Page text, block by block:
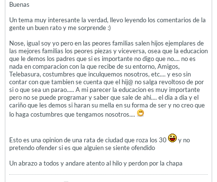
Buenas
Un tema muy interesante la verdad, llevo leyendo los comentarios de la
gente un buen rato y me sorprende :)
Nose, igual soy yo pero en las peores familias salen hijos ejemplares de
las mejores familias los peores piezas y viceversa, osea que la educacion
que le demos los padres que si es importante no digo que no.... no es
nada en comparacion con la que recibe de su entorno, Amigos,
Telebasura, costumbres que inculquemos nosotros, etc.... y eso sin
contar con que tambien se cuenta que el hij@ no salga revoltoso de por
si o que sea un parao..... A mi parecer la educacion es muy importante
pero no se puede programar y saber que sale de ahi.... el dia a dia y el
cariño que les demos si haran su mella en su forma de ser y no creo que
lo haga costumbres que tengamos nosotros....
Esto es una opinion de una rata de ciudad que roza los 30
y no
pretendo ofender si es que alguien se siente ofendido
Un abrazo a todos y andare atento al hilo y perdon por la chapa